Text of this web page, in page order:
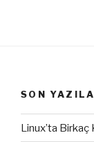
SON
Linux’ta Birkaç